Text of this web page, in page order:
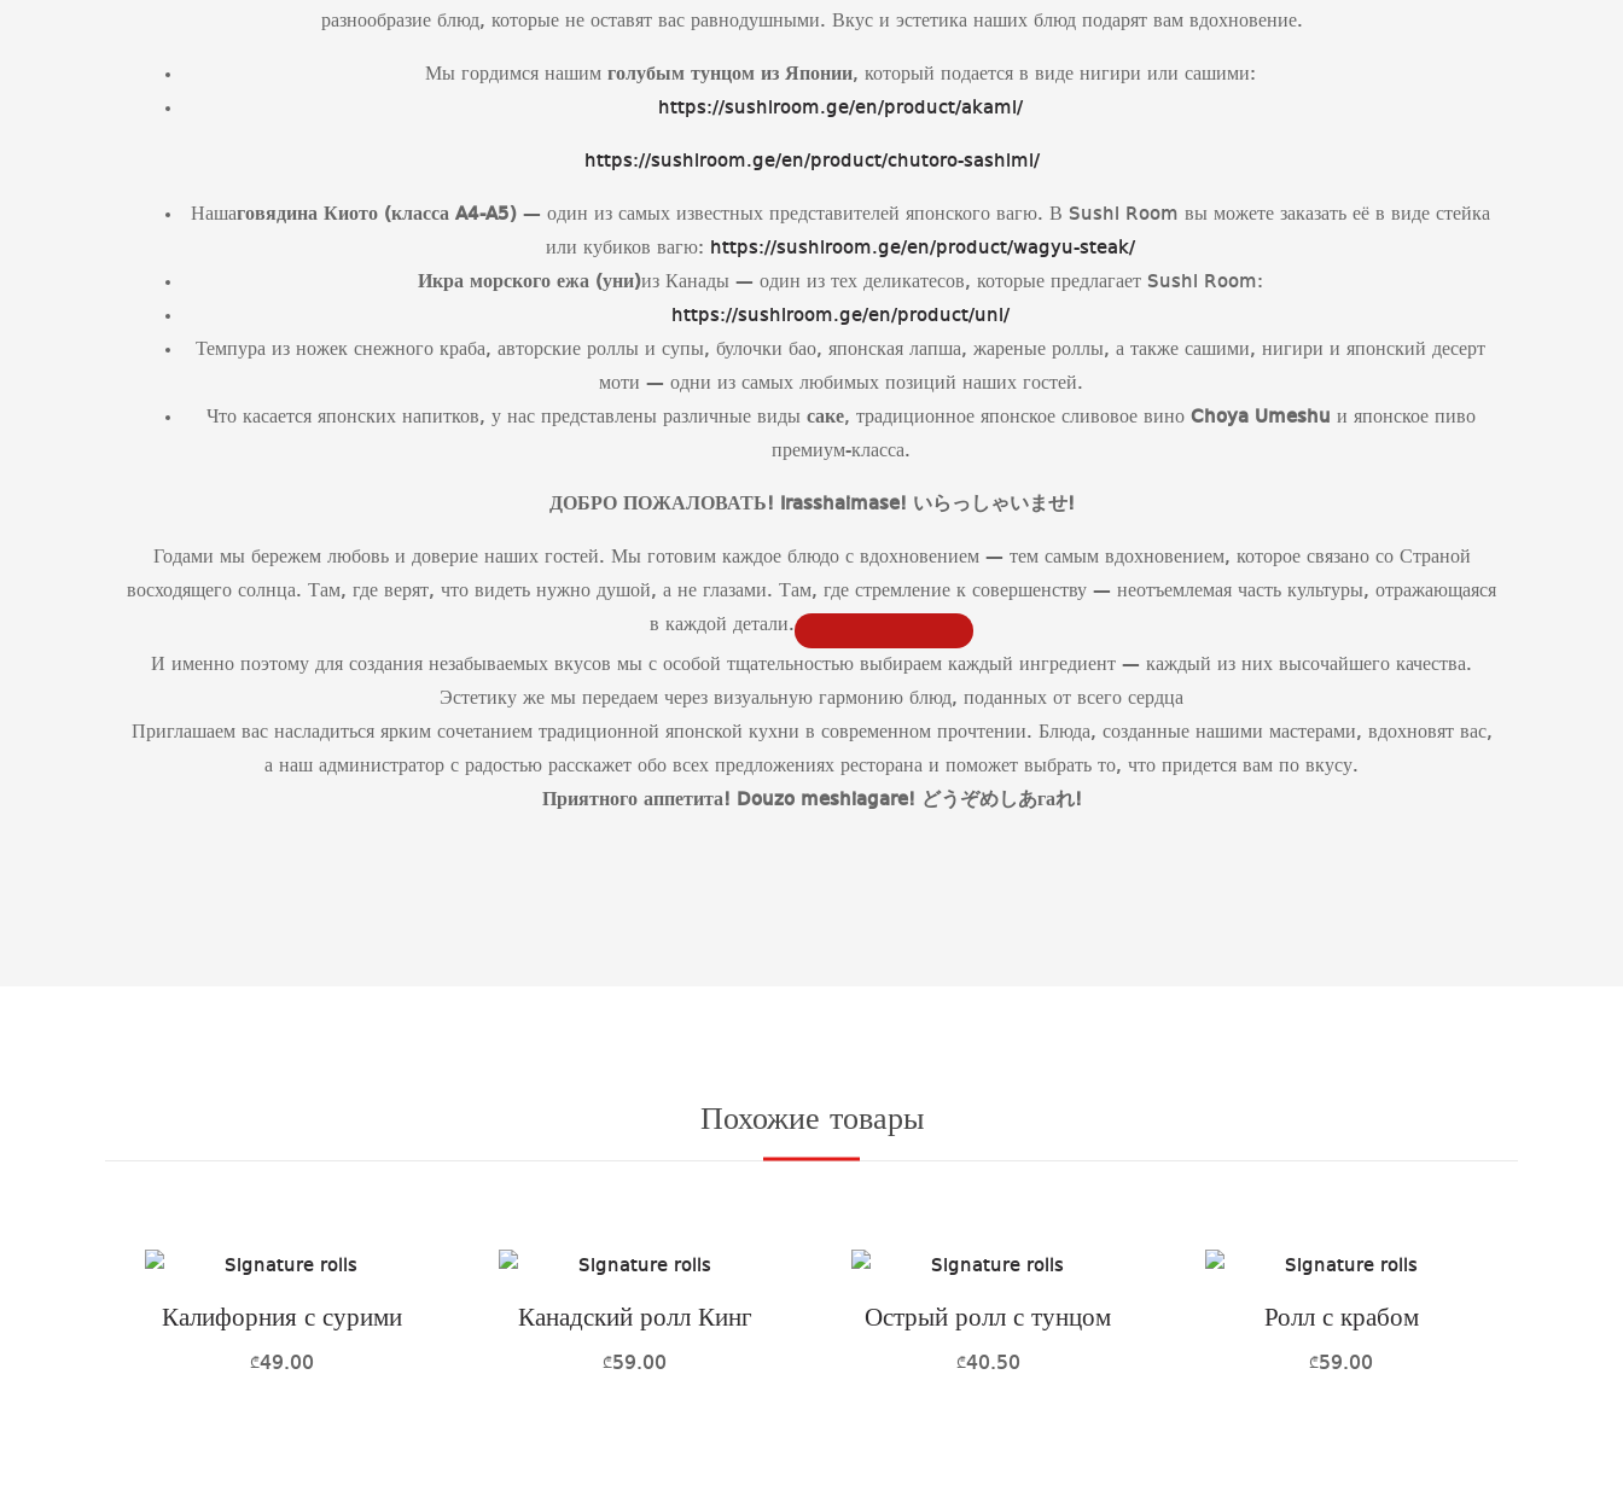
разнообразие блюд, которые не оставят вас равнодушными. Вкус и эстетика наших блюд подарят вам вдохновение.
Мы гордимся нашим голубым тунцом из Японии, который подается в виде нигири или сашими:
https://sushiroom.ge/en/product/akami/
https://sushiroom.ge/en/product/chutoro-sashimi/
Нашаговядина Киото (класса A4-A5) — один из самых известных представителей японского вагю. В Sushi Room вы можете заказать её в виде стейка
или кубиков вагю: https://sushiroom.ge/en/product/wagyu-steak/
Икра морского ежа (уни)из Канады — один из тех деликатесов, которые предлагает Sushi Room:
https://sushiroom.ge/en/product/uni/
Темпура из ножек снежного краба, авторские роллы и супы, булочки бао, японская лапша, жареные роллы, а также сашими, нигири и японский десерт
моти — одни из самых любимых позиций наших гостей.
Что касается японских напитков, у нас представлены различные виды саке, традиционное японское сливовое вино Choya Umeshu и японское пиво
премиум-класса.
ДОБРО ПОЖАЛОВАТЬ! Irasshaimase! いらっしゃいませ!
Годами мы бережем любовь и доверие наших гостей. Мы готовим каждое блюдо с вдохновением — тем самым вдохновением, которое связано со Страной
восходящего солнца. Там, где верят, что видеть нужно душой, а не глазами. Там, где стремление к совершенству — неотъемлемая часть культуры, отражающаяся
в каждой детали.
И именно поэтому для создания незабываемых вкусов мы с особой тщательностью выбираем каждый ингредиент — каждый из них высочайшего качества.
Эстетику же мы передаем через визуальную гармонию блюд, поданных от всего сердца
Приглашаем вас насладиться ярким сочетанием традиционной японской кухни в современном прочтении. Блюда, созданные нашими мастерами, вдохновят вас,
а наш администратор с радостью расскажет обо всех предложениях ресторана и поможет выбрать то, что придется вам по вкусу.
Приятного аппетита!
Douzo meshiagare! どうぞめしあгаれ!
Похожие товары
Калифорния с сурими
₾49.00
Канадский ролл Кинг
₾59.00
Острый ролл с тунцом
₾40.50
Ролл с крабом
₾59.00